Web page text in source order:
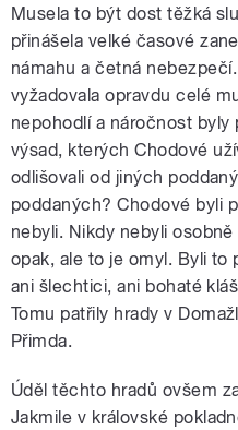
Musela to být dost těžká
přinášela velké časové
námahu a četná
vyžadovala opravdu celé
nepohodlí a náročnost byly
výsad, kterých Chodové
odlišovali od jiných
poddaných? Chodové byli
nebyli. Nikdy nebyli
opak, ale to je omyl. Byli to
ani šlechtici, ani bohaté
Tomu patřily hrady v
Přimda.
Úděl těchto hradů ovšem
Jakmile v královské